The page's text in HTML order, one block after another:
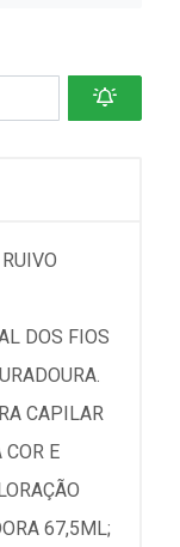
DOS FIOS
CAPILAR
E
67,5ML;